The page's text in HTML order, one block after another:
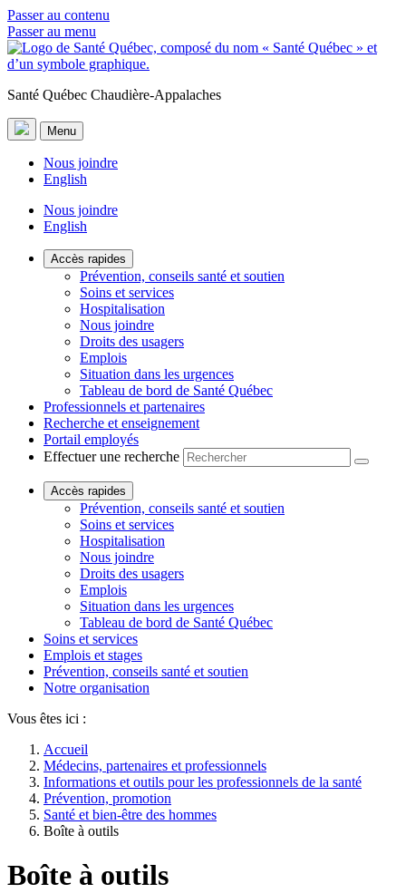
Passer au contenu
Passer au menu
Santé Québec Chaudière-Appalaches
Menu
Nous joindre
English
Nous joindre
English
Accès rapides
Prévention, conseils santé et soutien
Soins et services
Hospitalisation
Nous joindre
Droits des usagers
Emplois
Situation dans les urgences
Tableau de bord de Santé Québec
Professionnels et partenaires
Recherche et enseignement
Portail employés
Effectuer une recherche
Accès rapides
Prévention, conseils santé et soutien
Soins et services
Hospitalisation
Nous joindre
Droits des usagers
Emplois
Situation dans les urgences
Tableau de bord de Santé Québec
Soins et services
Emplois et stages
Prévention, conseils santé et soutien
Notre organisation
Vous êtes ici :
Accueil
Médecins, partenaires et professionnels
Informations et outils pour les professionnels de la santé
Prévention, promotion
Santé et bien-être des hommes
Boîte à outils
Boîte à outils